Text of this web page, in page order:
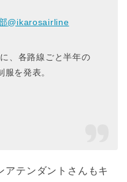
@ikarosairline
、各路線ごと半年の
を発表。
アテンダントさんもキ